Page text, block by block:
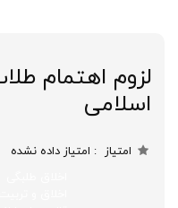
لزوم اهتمام
اسلامی
امتیاز امتیاز داده نشده